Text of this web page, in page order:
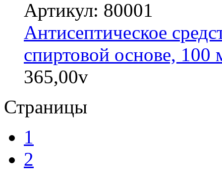
Артикул: 80001
Антисептическое
спиртовой основе, 100
365,00v
Страницы
1
2